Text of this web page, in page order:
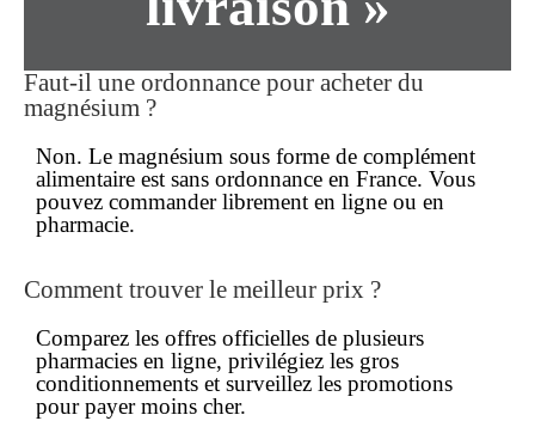
Faut-il une ordonnance pour acheter du
magnésium ?
Non. Le magnésium sous forme de complément
alimentaire est sans ordonnance en France. Vous
pouvez commanderlibrement en ligne ou en
pharmacie.
Comment trouver le meilleur prix ?
Comparez les offres officielles de plusieurs
pharmacies en ligne, privilégiez les gros
conditionnements et surveillez les promotions
pour payermoins cher.